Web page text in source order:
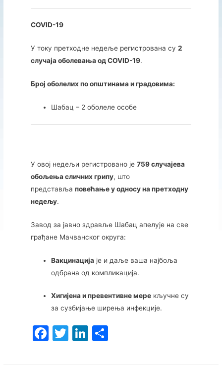
COVID-19
У току претходне недеље регистрована су 2
случаја оболевања од COVID-19.
Број оболелих по општинама и градовима:
Шабац – 2 оболеле особе
У овој недељи регистровано је 759 случајева
обољења сличних грипу, што
представља повећање у односу на претходну
недељу.
Завод за јавно здравље Шабац апелује на све
грађане Мачванског округа:
Вакцинацијаје и даље ваша најбоља
одбрана од компликација.
Хигијена и превентивне мерекључне су
за сузбијање ширења инфекције.
F T Li S